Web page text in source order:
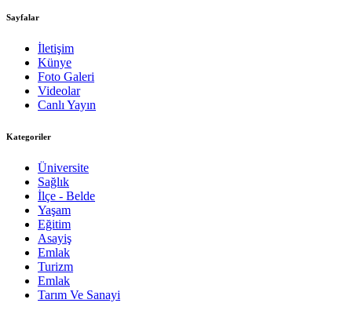
Sayfalar
İletişim
Künye
Foto Galeri
Videolar
Canlı Yayın
Kategoriler
Üniversite
Sağlık
İlçe - Belde
Yaşam
Eğitim
Asayiş
Emlak
Turizm
Emlak
Tarım Ve Sanayi